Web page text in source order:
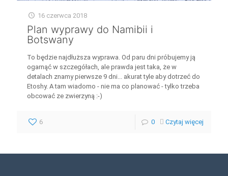
16 czerwca 2018
Plan wyprawy do Namibii i
Botswany
To będzie najdłuższa wyprawa. Od paru dni próbujemy ją
ogarnąć w szczegółach, ale prawda jest taka, że w
detalach znamy pierwsze 9 dni... akurat tyle aby dotrzeć do
Etoshy. A tam wiadomo - nie ma co planować - tylko trzeba
obcować ze zwierzyną :-)
6 0 Czytaj więcej